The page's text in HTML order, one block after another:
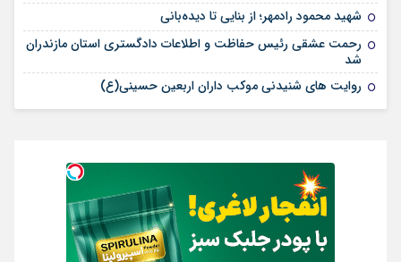
شهید محمود رادمهر؛ از بنایی تا دیده‌بانی
رحمت عشقی رئیس حفاظت و اطلاعات دادگستری استان مازندران
شد
روایت های شنیدنی موکب داران اربعین حسینی(ع)